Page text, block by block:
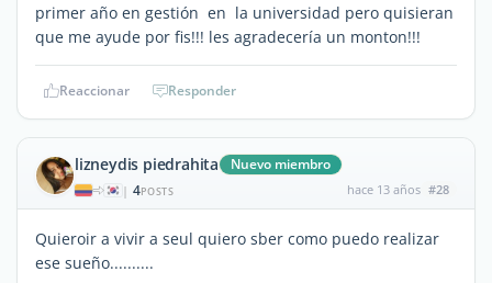
primer año en gestión en la universidad pero quisieran
que me ayude por fis!!! les agradecería un monton!!!
Reaccionar Responder
lizneydis piedrahita Nuevo miembro
| 4POSTS hace 13 años #28
Quieroir a vivir a seul quiero sber como puedo realizar
ese sueño..........